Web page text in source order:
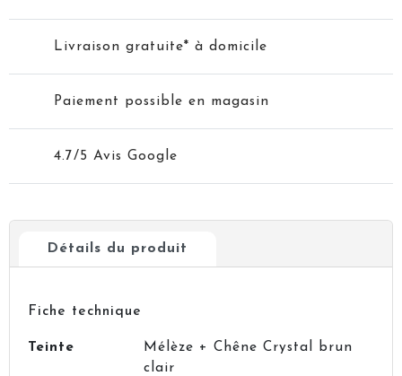
Livraison gratuite* à domicile
Paiement possible en magasin
4.7/5 Avis Google
Détails du produit
Fiche technique
Teinte
Mélèze + Chêne Crystal brun
clair